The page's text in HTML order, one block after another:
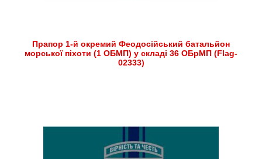
Прапор 1-й окремий Феодосійський батальйон
морської піхоти (1 ОБМП) у складі 36 ОБрМП (Flag-
02333)